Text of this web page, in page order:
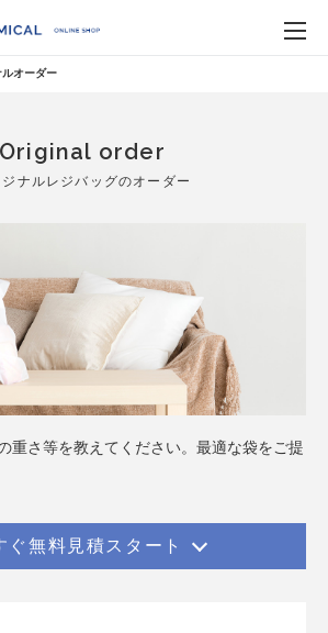
ルオーダー
Original order
ジナルレジバッグのオーダー
重さ等を教えてください。最適な袋をご提
ぐ無料見積スタート